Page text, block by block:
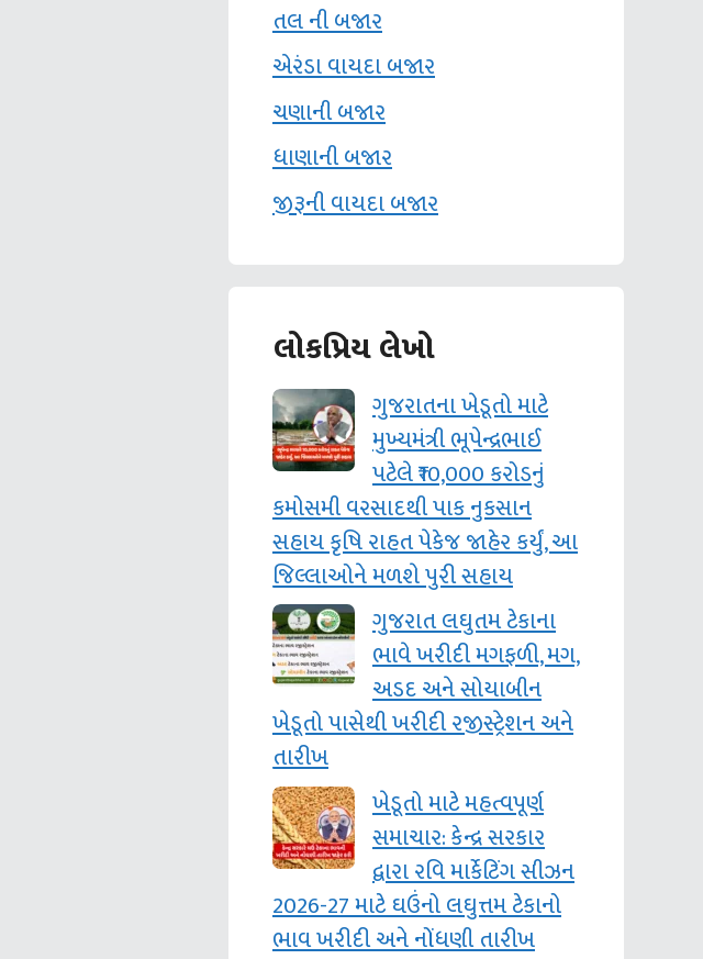
તલ ની બજાર
એરંડા વાયદા બજાર
ચણાની બજાર
ધાણાની બજાર
જીરૂની વાયદા બજાર
લોકપ્રિય લેખો
ગુજરાતના ખેડૂતો માટે
મુખ્યમંત્રી ભૂપેન્દ્રભાઈ
પટેલે ₹10,000 કરોડનું
કમોસમી વરસાદથી પાક નુકસાન
સહાય કૃષિ રાહત પેકેજ જાહેર કર્યું, આ
જિલ્લાઓને મળશે પુરી સહાય
ગુજરાત લઘુતમ ટેકાના
ભાવે ખરીદી મગફળી, મગ,
અડદ અને સોયાબીન
ખેડૂતો પાસેથી ખરીદી રજીસ્ટ્રેશન અને
તારીખ
ખેડૂતો માટે મહત્વપૂર્ણ
સમાચાર: કેન્દ્ર સરકાર
દ્વારા રવિ માર્કેટિંગ સીઝન
2026-27 માટે ઘઉંનો લઘુત્તમ ટેકાનો
ભાવ ખરીદી અને નોંધણી તારીખ